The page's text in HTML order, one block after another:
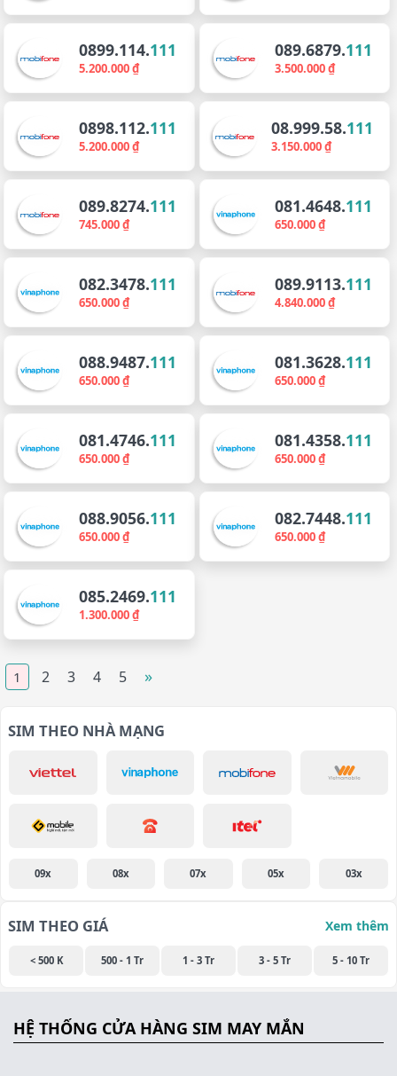
0899.114.111
5.200.000 ₫
089.6879.111
3.500.000 ₫
0898.112.111
5.200.000 ₫
08.999.58.111
3.150.000 ₫
089.8274.111
745.000 ₫
081.4648.111
650.000 ₫
082.3478.111
650.000 ₫
089.9113.111
4.840.000 ₫
088.9487.111
650.000 ₫
081.3628.111
650.000 ₫
081.4746.111
650.000 ₫
081.4358.111
650.000 ₫
088.9056.111
650.000 ₫
082.7448.111
650.000 ₫
085.2469.111
1.300.000 ₫
1 2 3 4 5 »
SIM THEO NHÀ MẠNG
09x 08x 07x 05x 03x
SIM THEO GIÁ Xem thêm
< 500 K 500 - 1 Tr 1 - 3 Tr 3 - 5 Tr 5 - 10 Tr
HỆ THỐNG CỬA HÀNG SIM MAY MẮN